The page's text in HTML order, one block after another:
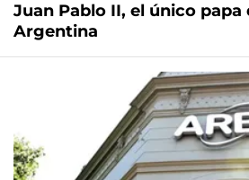
Juan Pablo II, el único papa
Argentina